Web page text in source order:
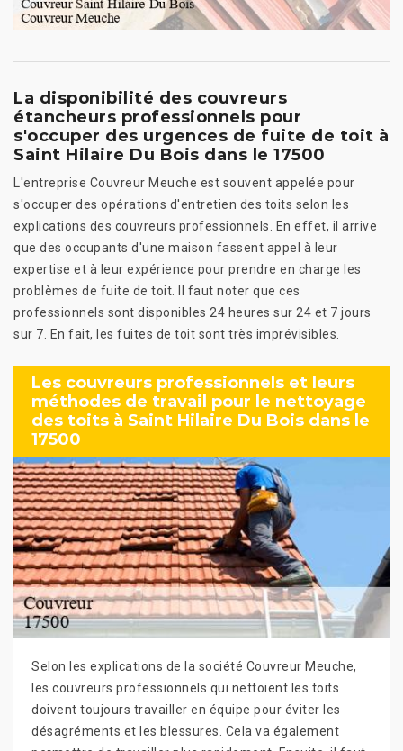
La disponibilité des couvreurs
étancheurs professionnels pour
s'occuper des urgences de fuite de toit à
Saint Hilaire Du Bois dans le 17500
L'entreprise Couvreur Meuche est souvent appelée pour
s'occuper des opérations d'entretien des toits selon les
explications des couvreurs professionnels. En effet, il arrive
que des occupants d'une maison fassent appel à leur
expertise et à leur expérience pour prendre en charge les
problèmes de fuite de toit. Il faut noter que ces
professionnels sont disponibles 24 heures sur 24 et 7 jours
sur 7. En fait, les fuites de toit sont très imprévisibles.
Les couvreurs professionnels et leurs
méthodes de travail pour le nettoyage
des toits à Saint Hilaire Du Bois dans le
17500
Selon les explications de la société Couvreur Meuche,
les couvreurs professionnels qui nettoient les toits
doivent toujours travailler en équipe pour éviter les
désagréments et les blessures. Cela va également